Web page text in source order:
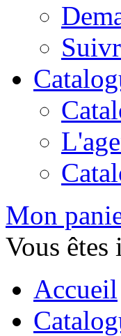
Mon
Vous êtes
Accueil